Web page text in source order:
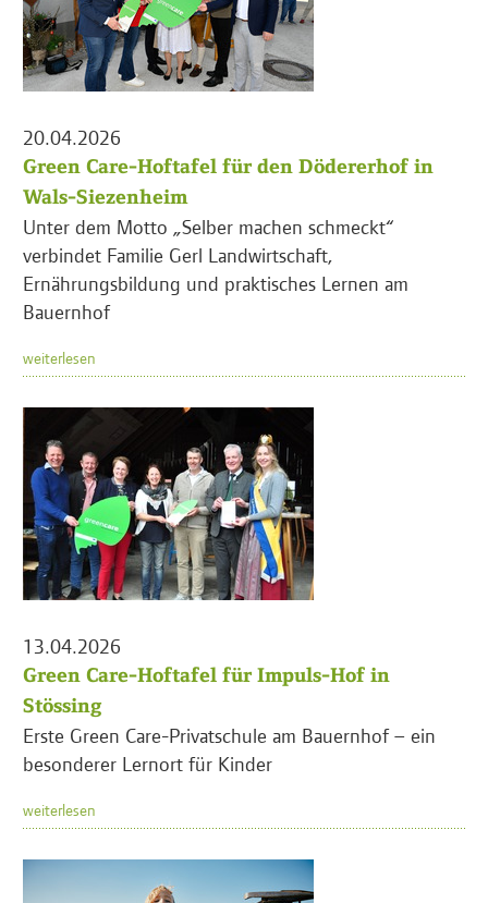
20.04.2026
Green Care-Hoftafel für den Dödererhof in
Wals-Siezenheim
Unter dem Motto „Selber machen schmeckt“
verbindet Familie Gerl Landwirtschaft,
Ernährungsbildung und praktisches Lernen am
Bauernhof
weiterlesen
13.04.2026
Green Care-Hoftafel für Impuls-Hof in
Stössing
Erste Green Care-Privatschule am Bauernhof – ein
besonderer Lernort für Kinder
weiterlesen